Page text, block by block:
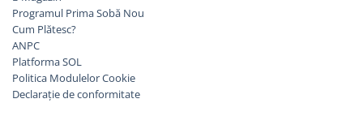
Programul Prima Sobă
Cum Plătesc?
ANPC
Platforma SOL
Politica Modulelor Cookie
Declarație de conformitate